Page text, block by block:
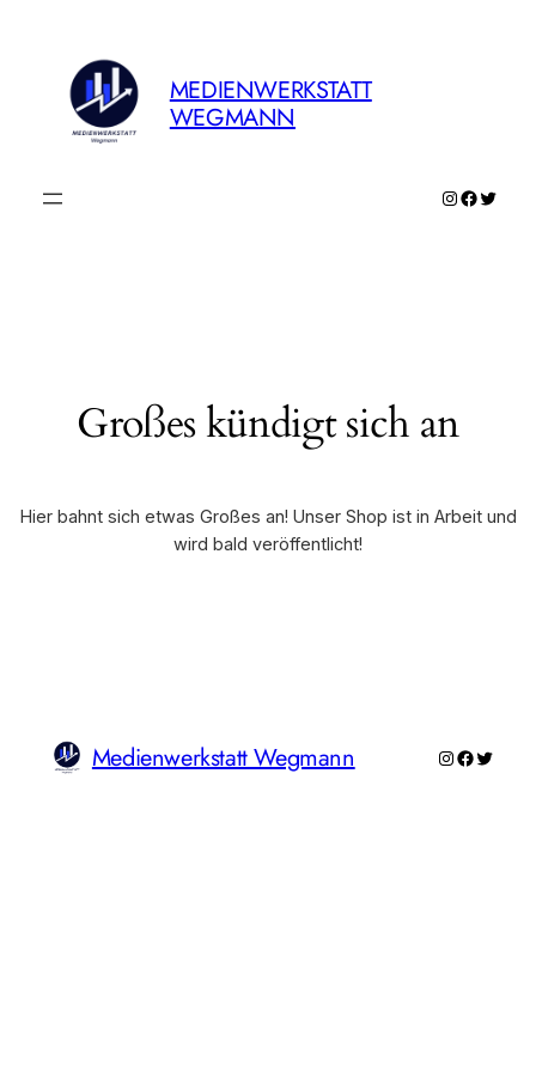
MEDIENWERKSTATT
WEGMANN
Instagram
Großes kündigt sich an
Hier bahnt sich etwas Großes an! Unser Shop ist in Arbeit und
wird bald veröffentlicht!
Medienwerkstatt Wegmann Instagram